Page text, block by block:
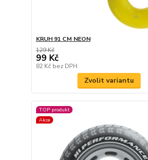
KRUH 91 CM NEON
129 Kč
99 Kč
82 Kč bez DPH
Zvolit variantu
TOP produkt
Akce